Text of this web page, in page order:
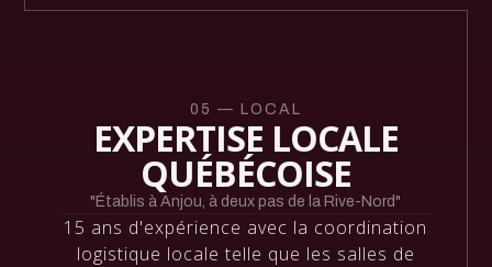
05 — LOCAL
EXPERTISE LOCALE
QUÉBÉCOISE
"Établis à Anjou, à deux pas de la Rive-Nord"
15 ans d'expérience avec la coordination
logistique locale telle que les salles de